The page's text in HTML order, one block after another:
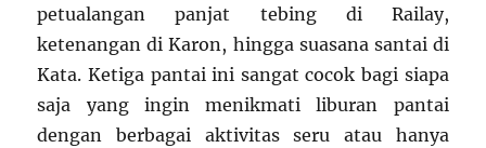
petualangan panjat tebing di Railay,
ketenangan di Karon, hingga suasana santai di
Kata. Ketiga pantai ini sangat cocok bagi siapa
saja yang ingin menikmati liburan pantai
dengan berbagai aktivitas seru atau hanya